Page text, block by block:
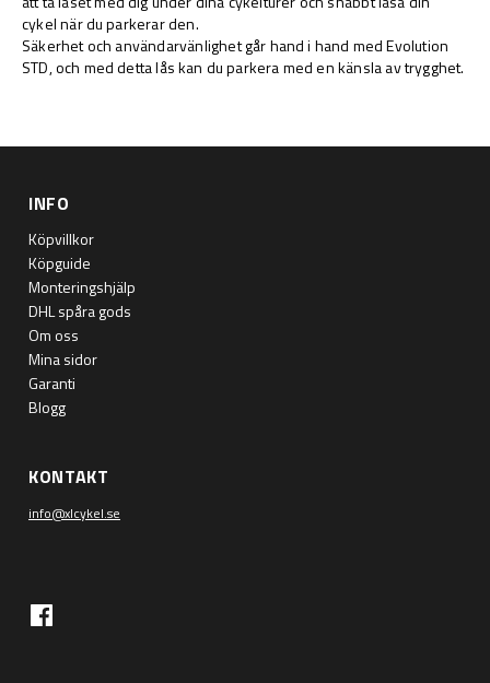
cykel när du parkerar den.
Säkerhet och användarvänlighet går hand i hand med Evolution
STD, och med detta lås kan du parkera med en känsla av trygghet.
INFO
Köpvillkor
Köpguide
Monteringshjälp
DHL spåra gods
Om oss
Mina sidor
Garanti
Blogg
KONTAKT
info@xlcykel.se